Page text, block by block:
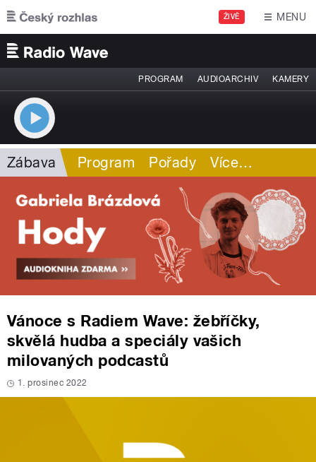
Přejít k hlavnímu obsahu
ŽIVĚ MENU
PROGRAM AUDIOARCHIV KAMERY
Zábava Program Pořady Více…
Vánoce s Radiem Wave: žebříčky,
skvělá hudba a speciály vašich
milovaných podcastů
1. prosinec 2022